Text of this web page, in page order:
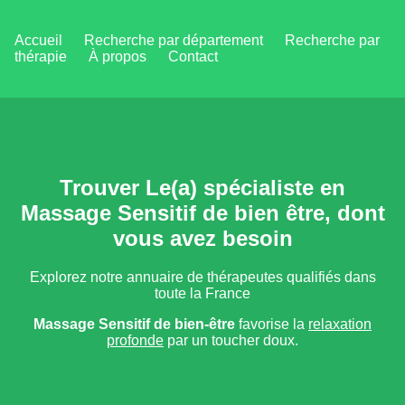
Accueil Recherche par département
Recherche par
thérapie
À propos Contact
Trouver Le(a) spécialiste en
Massage Sensitif de bien être, dont
vous avez besoin
Explorez notre annuaire de thérapeutes qualifiés dans
toute la France
Massage Sensitif de bien-être favorise la relaxation
profonde par un toucher doux.